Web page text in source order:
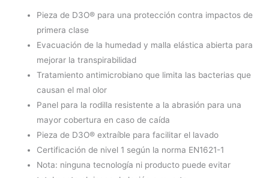
Pieza de D3O® para una protección contra impactos de
primera clase
Evacuación de la humedad y malla elástica abierta para
mejorar la transpirabilidad
Tratamiento antimicrobiano que limita las bacterias que
causan el mal olor
Panel para la rodilla resistente a la abrasión para una
mayor cobertura en caso de caída
Pieza de D3O® extraíble para facilitar el lavado
Certificación de nivel 1 según la norma EN1621-1
Nota: ninguna tecnología ni producto puede evitar